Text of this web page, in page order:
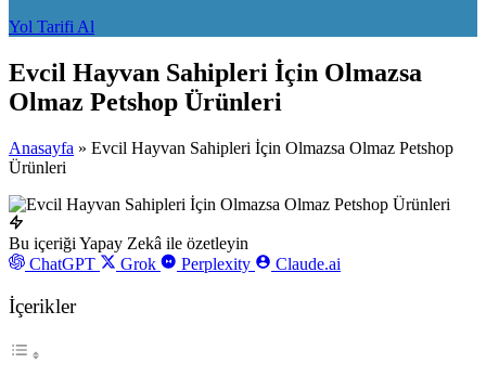
Yol Tarifi Al
Evcil Hayvan Sahipleri İçin Olmazsa
Olmaz Petshop Ürünleri
Anasayfa » Evcil Hayvan Sahipleri İçin Olmazsa Olmaz Petshop
Ürünleri
Bu içeriği Yapay Zekâ ile özetleyin
ChatGPT
Grok Perplexity Claude.ai
İçerikler